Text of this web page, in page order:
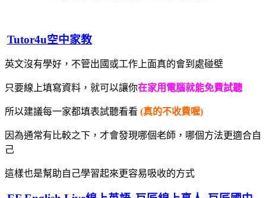
Tutor4u空中家教
英文沒有學好，不管出國或工作上面真的會到處碰壁
只要線上填寫資料，就可以讓你在家用電腦就能免費試聽
所以建議每一家都填表試聽看看 (真的不收費喔)
因為通常有比較之下，才會發現哪個老師，哪個方法更適合自
己
這樣也是幫助自己學習起來更容易吸收的方式